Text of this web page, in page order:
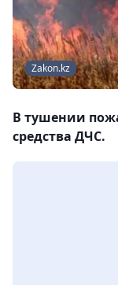
Zakon.kz
В тушении
средства ДЧС.